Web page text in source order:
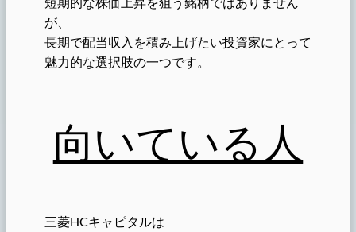
が、
長期で配当収入を積み上げたい投資家にとって
魅力的な選択肢の一つです。
向いている人
三菱HCキャピタルは